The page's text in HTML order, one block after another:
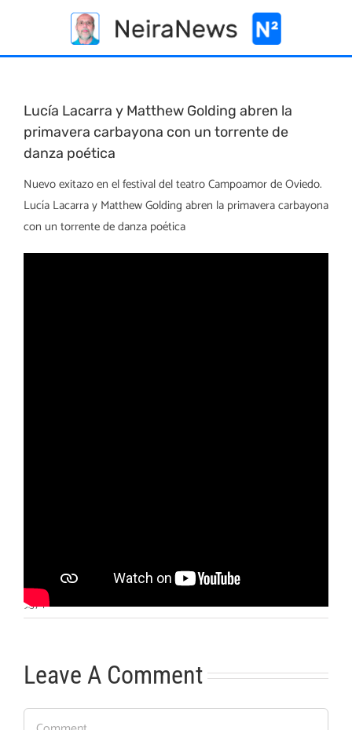
content
Lucía Lacarra y Matthew Golding abren la
primavera carbayona con un torrente de
danza poética
Nuevo exitazo en el festival del teatro Campoamor de Oviedo.
Lucía Lacarra y Matthew Golding abren la primavera carbayona
con un torrente de danza poética
9:37 |
Leave A Comment